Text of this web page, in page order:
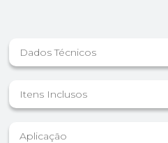
Dados Técnicos
Itens Inclusos
Aplicação